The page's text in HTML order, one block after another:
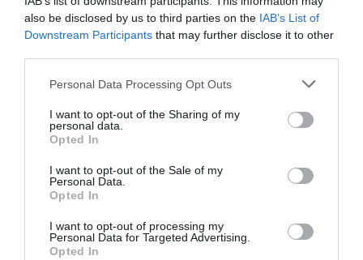
also be disclosed by us to third parties on the IAB’s List of
Downstream Participants that may further disclose it to other
Please note that this website/app uses one or more Google
not limited to your visit or usage behaviour. You may click to
grant or deny consent to Google and its third-party tags to
use your data for below specified purposes in below Google
consent section.
Personal Data Processing Opt Outs
I want to opt-out of the Sharing of my
personal data.
Opted In
I want to opt-out of the Sale of my
Personal Data.
Opted In
I want to opt-out of processing my
Personal Data for Targeted Advertising.
Opted In
CONNEXION
Se souvenir de moi